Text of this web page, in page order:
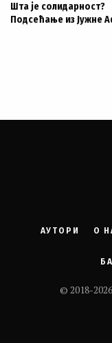
Шта је солидарност?
Подсећање из Јужне
АУТОРИ О
© 2018-